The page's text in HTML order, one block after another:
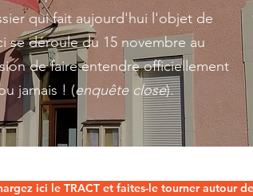
qui fait aujourd'hui l'objet de
se déroule du 15 novembre au
de faire entendre officiellement
jamais ! (enquête close).
ici le TRACT et faites-le tourner autour